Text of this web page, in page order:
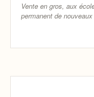
Vente en gros, aux
permanent de